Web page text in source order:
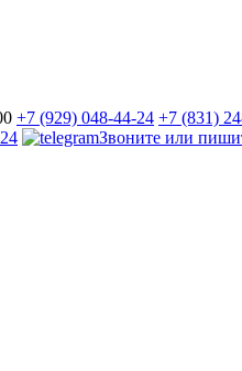
+7 (929) 048-44-24 +7 (831)
Звоните или